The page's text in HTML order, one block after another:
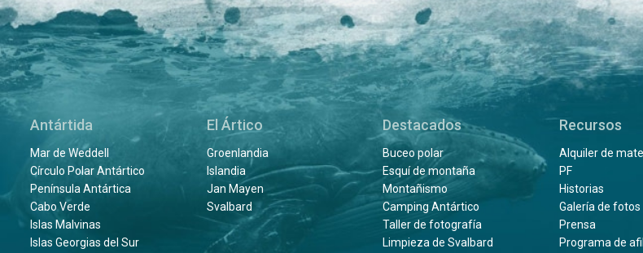
Antártida
Mar de Weddell
Círculo Polar Antártico
Península Antártica
Cabo Verde
Islas Malvinas
Islas Georgias del Sur
El Ártico
Groenlandia
Islandia
Jan Mayen
Svalbard
Destacados
Buceo polar
Esquí de montaña
Montañismo
Camping Antártico
Taller de fotografía
Limpieza de Svalbard
Recursos
Alquiler de
PF
Historias
Galería de fotos
Prensa
Programa de